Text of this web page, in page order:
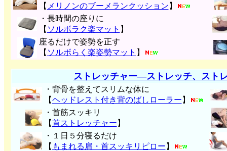
【 メリノンのブーメランクッション 】
・長時間の座りに
【 ソルボラク楽マット 】
座るだけで姿勢を正す
【 ソルボらく楽姿勢マット 】
ストレッチャー―ストレッチ、スト
・背骨を整えてスリムな体に
【ヘッドレスト付き背のばしローラー 】
・首筋スッキリ
【首ストレッチャー 】
・１日５分寝るだけ
【 もまれる肩・首スッキリピロー 】